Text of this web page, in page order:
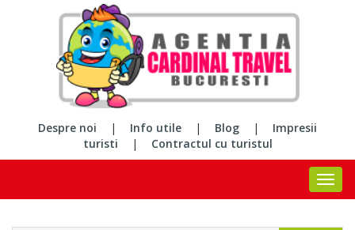
Despre noi | Info utile | Blog |
Impresii
turisti
| Contractul cu turistul